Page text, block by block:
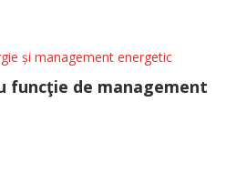
și management energetic
funcţie de management